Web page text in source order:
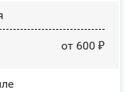
от 600 ₽